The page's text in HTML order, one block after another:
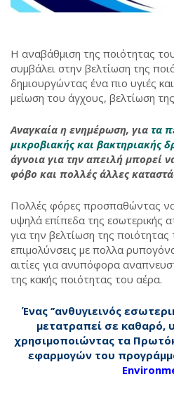
Η αναβάθμιση της ποιότητας
συμβάλει στην βελτίωση της
δημιουργώντας ένα πιο υγιές και
μείωση του άγχους, βελτίωση
Αναγκαία η ενημέρωση, για τα
μικροβιακής και βακτηριακής
άγνοια για την απειλή μπορεί
φόβο και πολλές άλλες
Πολλές φόρες προσπαθώντας
υψηλά επίπεδα της εσωτερικής
για την βελτίωση της
επιμολύνσεις με πολλα
αιτίες για ανυπόφορα
της κακής ποιότητας του αέρα.
Ένας ‘’ανθυγιεινός
μετατραπεί σε καθαρό,
χρησιμοποιώντας τα
εφαρμογών του